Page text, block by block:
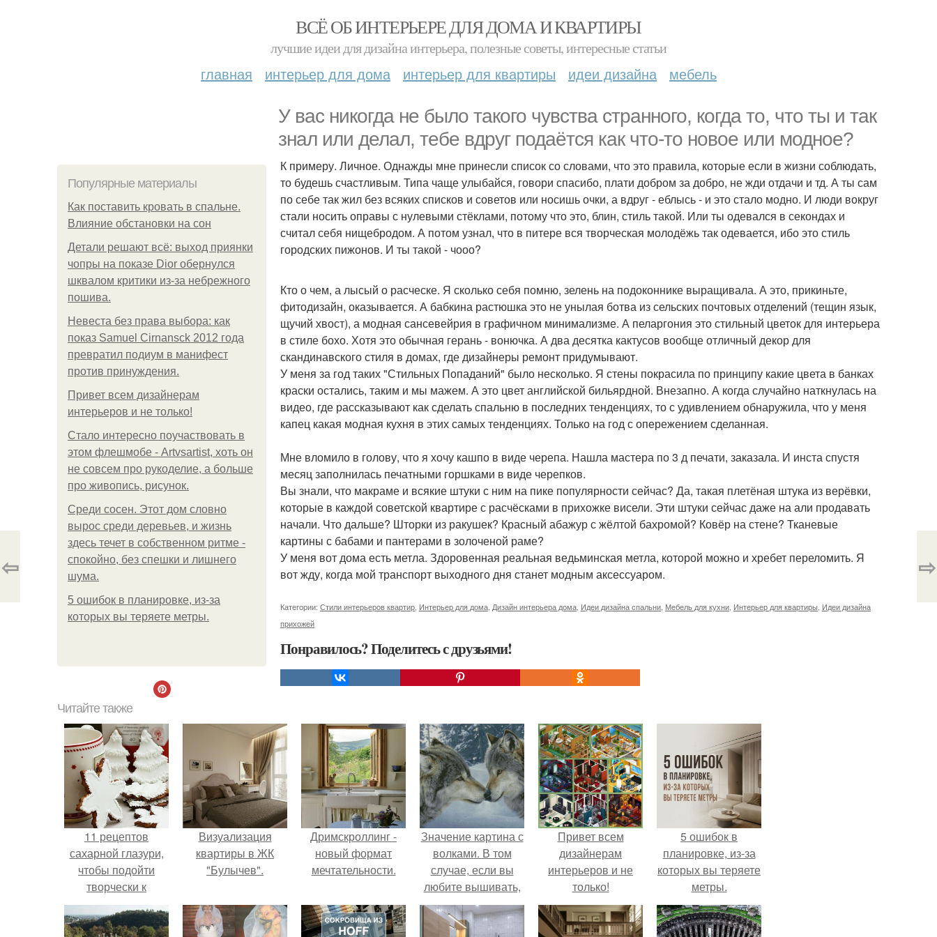
ВСЁ ОБ ИНТЕРЬЕРЕ ДЛЯ ДОМА И КВАРТИРЫ
лучшие идеи для дизайна интерьера, полезные советы, интересные статьи
главная интерьер для дома интерьер для квартиры идеи дизайна мебель
У вас никогда не было такого чувства странного, когда то, что ты и так
знал или делал, тебе вдруг подаётся как что-то новое или модное?
Популярные материалы
Как поставить кровать в спальне.
Влияние обстановки на сон
Детали решают всё: выход приянки
чопры на показе Dior обернулся
шквалом критики из-за небрежного
пошива.
Невеста без права выбора: как
показ Samuel Cirnansck 2012 года
превратил подиум в манифест
против принуждения.
Привет всем дизайнерам
интерьеров и не только!
Стало интересно поучаствовать в
этом флешмобе - Artvsartist, хоть он
не совсем про рукоделие, а больше
про живопись, рисунок.
Среди сосен. Этот дом словно
вырос среди деревьев, и жизнь
здесь течет в собственном ритме -
спокойно, без спешки и лишнего
шума.
5 ошибок в планировке, из-за
которых вы теряете метры.
К примеру. Личное. Однажды мне принесли список со словами, что это правила, которые если в жизни соблюдать,
то будешь счастливым. Типа чаще улыбайся, говори спасибо, плати добром за добро, не жди отдачи и тд. А ты сам
по себе так жил без всяких списков и советов или носишь очки, а вдруг - еблысь - и это стало модно. И люди вокруг
стали носить оправы с нулевыми стёклами, потому что это, блин, стиль такой. Или ты одевался в секондах и
считал себя нищебродом. А потом узнал, что в питере вся творческая молодёжь так одевается, ибо это стиль
городских пижонов. И ты такой - чооо?
Кто о чем, а лысый о расческе. Я сколько себя помню, зелень на подоконнике выращивала. А это, прикиньте,
фитодизайн, оказывается. А бабкина растюшка это не унылая ботва из сельских почтовых отделений (тещин язык,
щучий хвост), а модная сансевейрия в графичном минимализме. А пеларгония это стильный цветок для интерьера
в стиле бохо. Хотя это обычная герань - вонючка. А два десятка кактусов вообще отличный декор для
скандинавского стиля в домах, где дизайнеры ремонт придумывают.
У меня за год таких "Стильных Попаданий" было несколько. Я стены покрасила по принципу какие цвета в банках
краски остались, таким и мы мажем. А это цвет английской бильярдной. Внезапно. А когда случайно наткнулась на
видео, где рассказывают как сделать спальню в последних тенденциях, то с удивлением обнаружила, что у меня
капец какая модная кухня в этих самых тенденциях. Только на год с опережением сделанная.
Мне вломило в голову, что я хочу кашпо в виде черепа. Нашла мастера по 3 д печати, заказала. И инста спустя
месяц заполнилась печатными горшками в виде черепков.
Вы знали, что макраме и всякие штуки с ним на пике популярности сейчас? Да, такая плетёная штука из верёвки,
которые в каждой советской квартире с расчёсками в прихожке висели. Эти штуки сейчас даже на али продавать
начали. Что дальше? Шторки из ракушек? Красный абажур с жёлтой бахромой? Ковёр на стене? Тканевые
картины с бабами и пантерами в золоченой раме?
У меня вот дома есть метла. Здоровенная реальная ведьминская метла, которой можно и хребет переломить. Я
вот жду, когда мой транспорт выходного дня станет модным аксессуаром.
Категории: Стили интерьеров квартир Интерьер для дома Дизайн интерьера дома Идеи дизайна спальни Мебель для кухни Интерьер для квартиры Идеи дизайна
прихожей
Понравилось? Поделитесь с друзьями!
⇦ ⇨
Читайте также
11 рецептов
сахарной глазури,
чтобы подойти
творчески к
украшению
печенюшек.
Визуализация
квартиры в ЖК
"Булычев".
Дримскроллинг -
новый формат
мечтательности.
Значение картина с
волками. В том
случае, если вы
любите вышивать,
то наверняка
задумывались о
Привет всем
дизайнерам
интерьеров и не
только!
5 ошибок в
планировке, из-за
которых вы теряете
метры.